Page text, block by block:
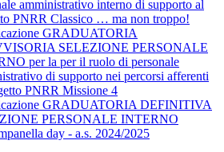
amministrativo interno di supporto al
PNRR Classico … ma non troppo!
GRADUATORIA
SELEZIONE PERSONALE
per la per il ruolo di personale
di supporto nei percorsi afferenti
PNRR Missione 4
GRADUATORIA DEFINITIVA
PERSONALE INTERNO
day - a.s. 2024/2025